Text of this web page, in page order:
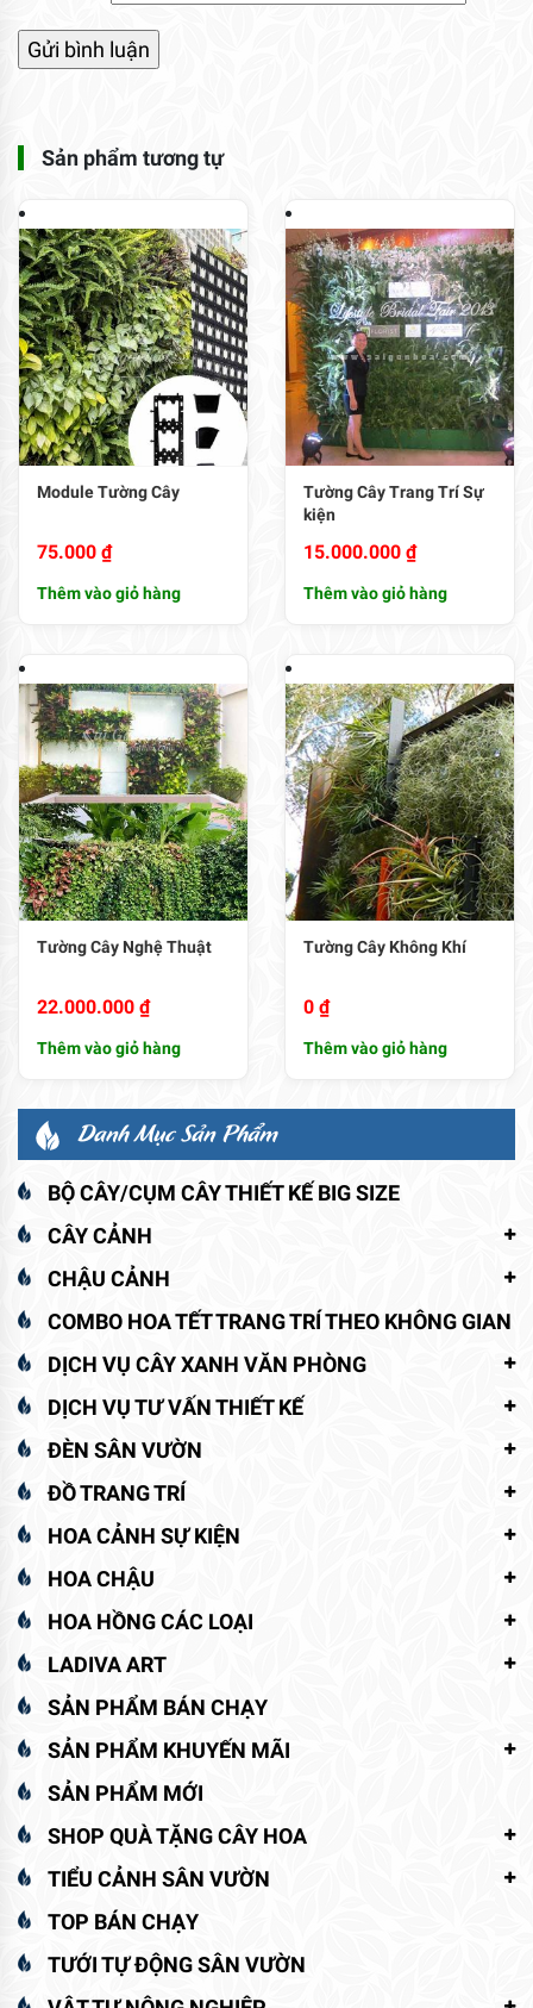
Sản phẩm tương tự
Module Tường Cây
75.000 ₫
Thêm vào giỏ hàng
Tường Cây Trang Trí Sự
kiện
15.000.000 ₫
Thêm vào giỏ hàng
Tường Cây Nghệ Thuật
22.000.000 ₫
Thêm vào giỏ hàng
Tường Cây Không Khí
0 ₫
Thêm vào giỏ hàng
Danh Mục Sản Phẩm
BỘ CÂY/CỤM CÂY THIẾT KẾ BIG SIZE
CÂY CẢNH
CHẬU CẢNH
COMBO HOA TẾT TRANG TRÍ THEO KHÔNG GIAN
DỊCH VỤ CÂY XANH VĂN PHÒNG
DỊCH VỤ TƯ VẤN THIẾT KẾ
ĐÈN SÂN VƯỜN
ĐỒ TRANG TRÍ
HOA CẢNH SỰ KIỆN
HOA CHẬU
HOA HỒNG CÁC LOẠI
LADIVA ART
SẢN PHẨM BÁN CHẠY
SẢN PHẨM KHUYẾN MÃI
SẢN PHẨM MỚI
SHOP QUÀ TẶNG CÂY HOA
TIỂU CẢNH SÂN VƯỜN
TOP BÁN CHẠY
TƯỚI TỰ ĐỘNG SÂN VƯỜN